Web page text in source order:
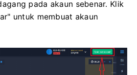
pada akaun sebenar. Klik
untuk membuat akaun